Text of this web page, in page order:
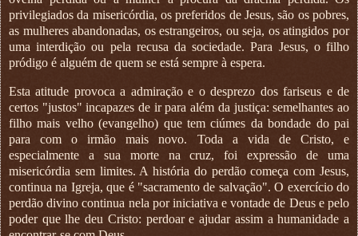
privilegiados da misericórdia, os preferidos de Jesus, são os pobres,
as mulheres abandonadas, os estrangeiros, ou seja, os atingidos por
uma interdição ou pela recusa da sociedade. Para Jesus, o filho
pródigo é alguém de quem se está sempre à espera.
Esta atitude provoca a admiração e o desprezo dos fariseus e de
certos "justos" incapazes de ir para além da justiça: semelhantes ao
filho mais velho (evangelho) que tem ciúmes da bondade do pai
para com o irmão mais novo. Toda a vida de Cristo, e
especialmente a sua morte na cruz, foi expressão de uma
misericórdia sem limites. A história do perdão começa com Jesus,
continua na Igreja, que é "sacramento de salvação". O exercício do
perdão divino continua nela por iniciativa e vontade de Deus e pelo
poder que lhe deu Cristo: perdoar e ajudar assim a humanidade a